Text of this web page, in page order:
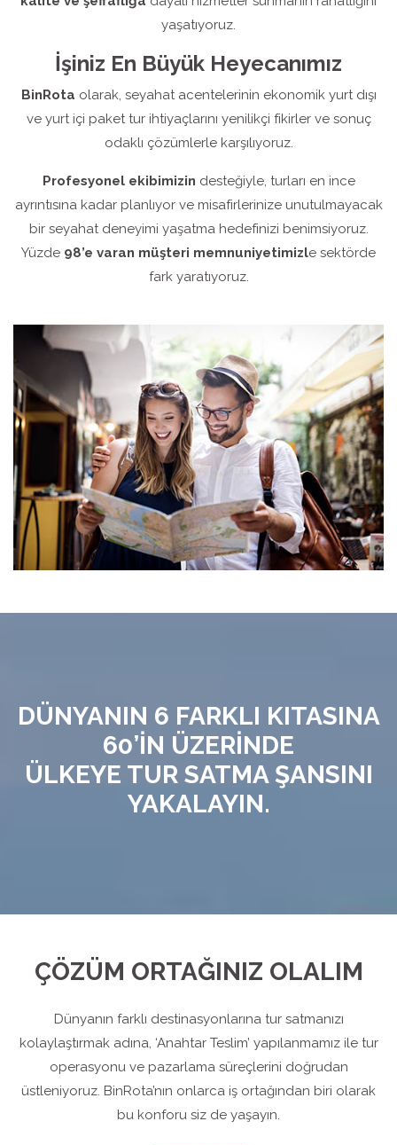
yaşatıyoruz.
İşiniz En Büyük Heyecanımız
BinRota olarak, seyahat acentelerinin ekonomik yurt dışı
ve yurt içi paket tur ihtiyaçlarını yenilikçi fikirler ve sonuç
odaklı çözümlerle karşılıyoruz.
Profesyonel ekibimizin desteğiyle, turları en ince
ayrıntısına kadar planlıyor ve misafirlerinize unutulmayacak
bir seyahat deneyimi yaşatma hedefinizi benimsiyoruz.
Yüzde 98’e varan müşteri memnuniyetimizle sektörde
fark yaratıyoruz.
DÜNYANIN 6 FARKLI KITASINA
60’İN ÜZERİNDE
ÜLKEYE TUR SATMA ŞANSINI
YAKALAYIN.
ÇÖZÜM ORTAĞINIZ OLALIM
Dünyanın farklı destinasyonlarına tur satmanızı
kolaylaştırmak adına, ‘Anahtar Teslim’ yapılanmamız ile tur
operasyonu ve pazarlama süreçlerini doğrudan
üstleniyoruz. BinRota’nın onlarca iş ortağından biri olarak
bu konforu siz de yaşayın.